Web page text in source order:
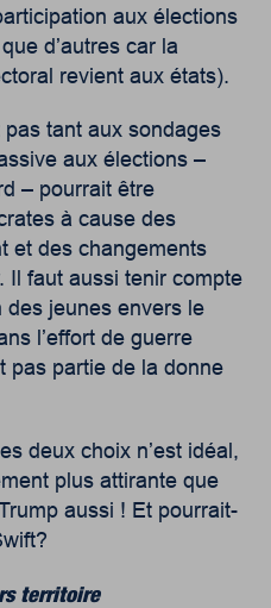
aux élections
d’autres car la
revient aux états).
tant aux sondages
aux élections –
– pourrait être
à cause des
et des changements
Il faut aussi tenir compte
des jeunes envers le
l’effort de guerre
pas partie de la donne
deux choix n’est idéal,
plus attirante que
aussi ! Et pourrait-
territoire